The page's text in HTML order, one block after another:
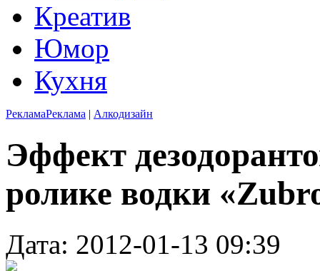
Креатив
Юмор
Кухня
РекламаРеклама | Алкодизайн
Эффект
ролике водки
Дата: 2012-01-13 09:39